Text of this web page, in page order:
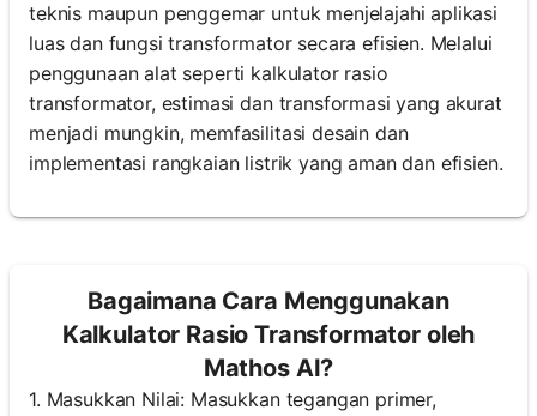
teknis maupun penggemar untuk menjelajahi aplikasi
luas dan fungsi transformator secara efisien. Melalui
penggunaan alat seperti kalkulator rasio
transformator, estimasi dan transformasi yang akurat
menjadi mungkin, memfasilitasi desain dan
implementasi rangkaian listrik yang aman dan efisien.
Bagaimana Cara Menggunakan
Kalkulator Rasio Transformator oleh
Mathos AI?
1. Masukkan Nilai: Masukkan tegangan primer,